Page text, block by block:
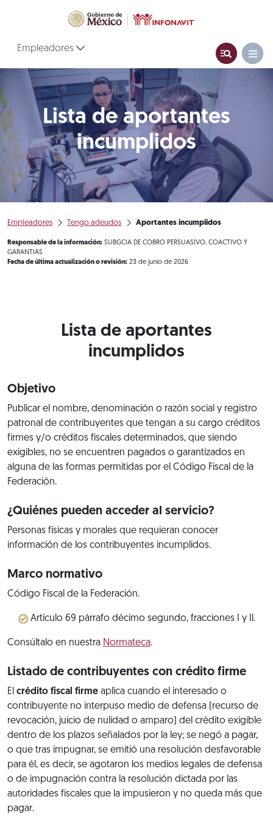
Empleadores
Lista de aportantes
incumplidos
Empleadores Tengo adeudos Aportantes incumplidos
Responsable de la información: SUBGCIA DE COBRO PERSUASIVO, COACTIVO Y
GARANTIAS
Fecha de última actualización o revisión: 23 de junio de 2026
Lista de aportantes
incumplidos
Objetivo
Publicar el nombre, denominación o razón social y registro
patronal de contribuyentes que tengan a su cargo créditos
firmes y/o créditos fiscales determinados, que siendo
exigibles, no se encuentren pagados o garantizados en
alguna de las formas permitidas por el Código Fiscal de la
Federación.
¿Quiénes pueden acceder al servicio?
Personas físicas y morales que requieran conocer
información de los contribuyentes incumplidos.
Marco normativo
Código Fiscal de la Federación.
Artículo 69 párrafo décimo segundo, fracciones I y Il.
Consúltalo en nuestra Normateca.
Listado de contribuyentes con crédito firme
El crédito fiscal firme aplica cuando el interesado o
contribuyente no interpuso medio de defensa (recurso de
revocación, juicio de nulidad o amparo) del crédito exigible
dentro de los plazos señalados por la ley; se negó a pagar,
o que tras impugnar, se emitió una resolución desfavorable
para él, es decir, se agotaron los medios legales de defensa
o de impugnación contra la resolución dictada por las
autoridades fiscales que la impusieron y no queda más que
pagar.